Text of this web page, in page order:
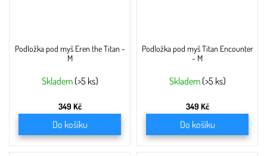
Podložka pod myš Eren the Titan -
M
Skladem (>5 ks)
349 Kč
Do košíku
Podložka pod myš Titan Encounter
- M
Skladem (>5 ks)
349 Kč
Do košíku